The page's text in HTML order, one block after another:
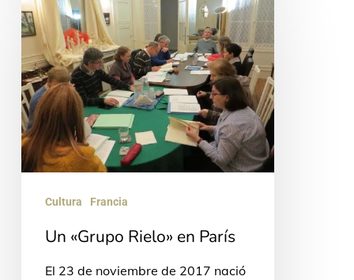
«Grupo
Rielo»
en
París
Cultura Francia
Un «Grupo Rielo» en París
El 23 de noviembre de 2017 nació